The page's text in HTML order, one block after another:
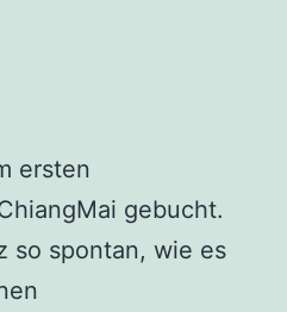
ersten
gebucht.
so spontan, wie es